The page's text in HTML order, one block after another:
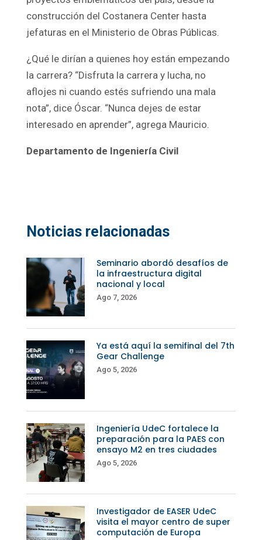
construcción del Costanera Center hasta
jefaturas en el Ministerio de Obras Públicas.
¿Qué le dirían a quienes hoy están empezando
la carrera? “Disfruta la carrera y lucha, no
aflojes ni cuando estés sufriendo una mala
nota”, dice Óscar. “Nunca dejes de estar
interesado en aprender”, agrega Mauricio.
Departamento de Ingeniería Civil
Noticias relacionadas
Seminario abordó desafíos de
la infraestructura digital
nacional y local
Ago 7, 2026
Ya está aquí la semifinal del 7th
Gear Challenge
Ago 5, 2026
Ingeniería UdeC fortalece la
preparación para la PAES con
ensayo M2 en tres ciudades
Ago 5, 2026
Investigador de EASER UdeC
visita el mayor centro de super
computación de Europa